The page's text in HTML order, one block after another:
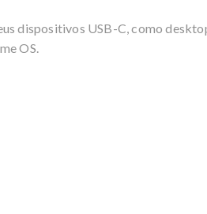
dispositivos USB-C, como
OS.